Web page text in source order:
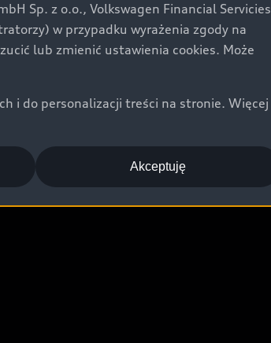
Sp. z o.o., Volkswagen Financial Servicies
w przypadku wyrażenia zgody na
lub zmienić ustawienia cookies. Może
i do personalizacji treści na stronie. Więcej
Akceptuję